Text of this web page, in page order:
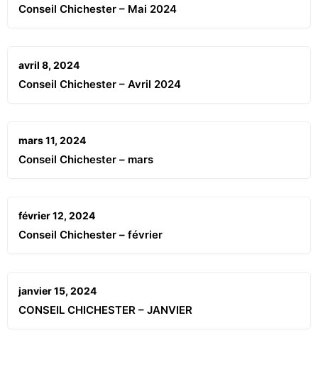
Conseil Chichester – Mai 2024
avril 8, 2024
Conseil Chichester – Avril 2024
mars 11, 2024
Conseil Chichester – mars
février 12, 2024
Conseil Chichester – février
janvier 15, 2024
CONSEIL CHICHESTER – JANVIER